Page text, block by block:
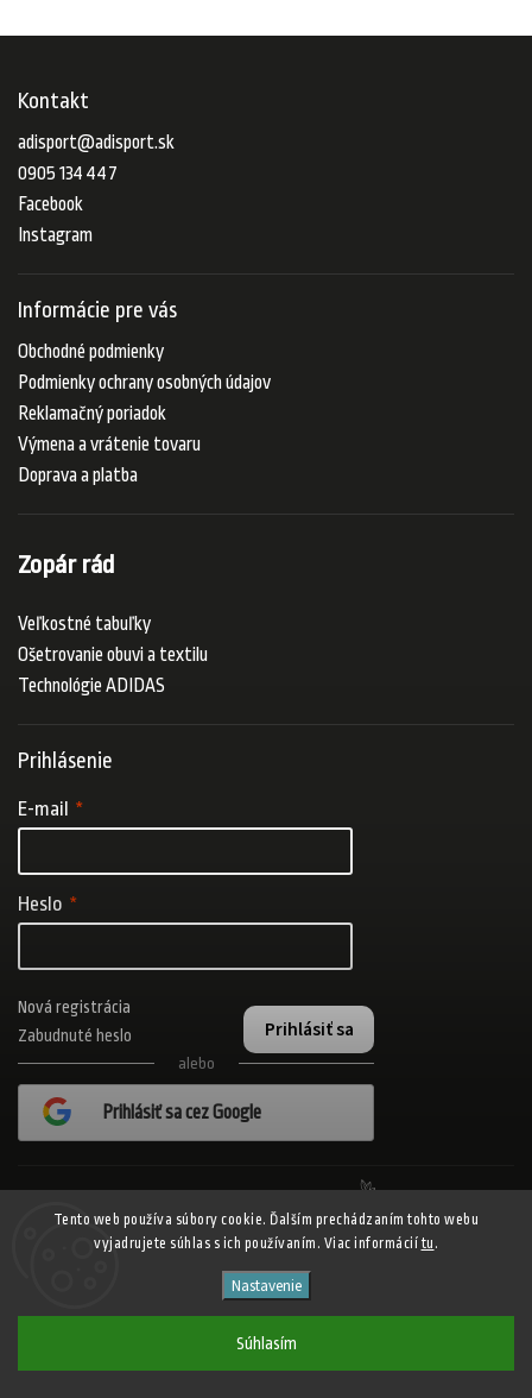
Tento web používa súbory cookie. Ďalším prechádzaním tohto webu
vyjadrujete súhlas s ich používaním. Viac informácií tu .
Nastavenie
Súhlasím
Kontakt
adisport@adisport.sk
0905 134 447
Facebook
Instagram
Informácie pre vás
Obchodné podmienky
Podmienky ochrany osobných údajov
Reklamačný poriadok
Výmena a vrátenie tovaru
Doprava a platba
Zopár rád
Veľkostné tabuľky
Ošetrovanie obuvi a textilu
Technológie ADIDAS
Prihlásenie
E-mail
Heslo
Prihlásiť sa
Nová registrácia
Zabudnuté heslo
alebo
Prihlásiť sa cez Google
ADISPORT.sk - adidas online športový obchod
práva vyhradené.